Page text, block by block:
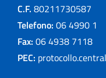
C.F. 80211730587
Telefono: 06 4990 1
Fax: 06 4938 7118
PEC: